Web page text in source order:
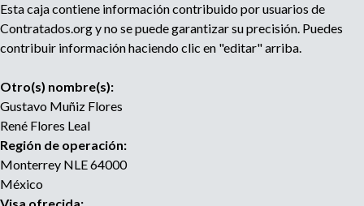
t
o
Esta caja contiene información contribuido por usuarios de
Contratados.org y no se puede garantizar su precisión. Puedes
contribuir información haciendo clic en "editar" arriba.
Otro(s) nombre(s):
Gustavo Muñiz Flores
René Flores Leal
Región de operación:
Monterrey NLE64000
México